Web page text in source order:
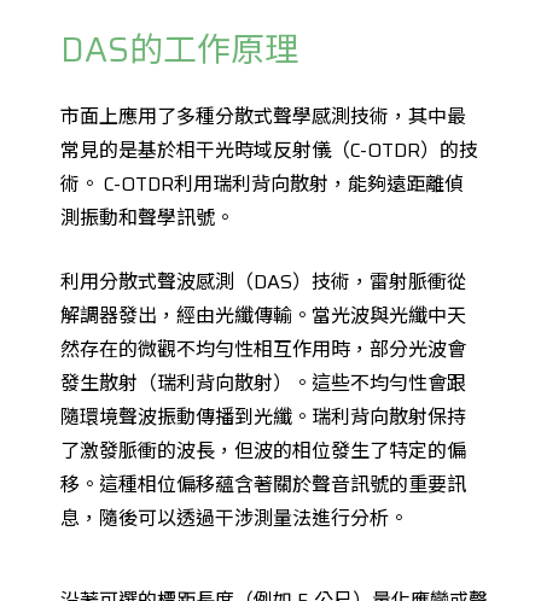
DAS的工作原理
市面上應用了多種分散式聲學感測技術，其中最
常見的是基於相干光時域反射儀（C-OTDR）的技
術。 C-OTDR利用瑞利背向散射，能夠遠距離偵
測振動和聲學訊號。
利用分散式聲波感測（DAS）技術，雷射脈衝從
解調器發出，經由光纖傳輸。當光波與光纖中天
然存在的微觀不均勻性相互作用時，部分光波會
發生散射（瑞利背向散射）。這些不均勻性會跟
隨環境聲波振動傳播到光纖。瑞利背向散射保持
了激發脈衝的波長，但波的相位發生了特定的偏
移。這種相位偏移蘊含著關於聲音訊號的重要訊
息，隨後可以透過干涉測量法進行分析。